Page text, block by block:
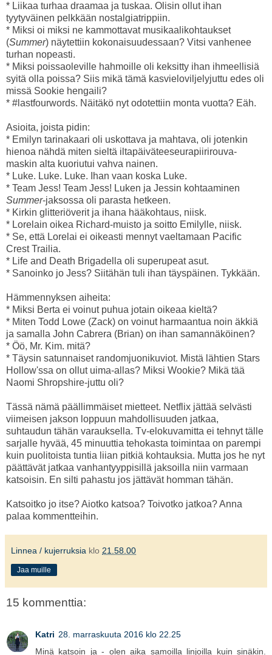
* Liikaa turhaa draamaa ja tuskaa. Olisin ollut ihan
tyytyväinen pelkkään nostalgiatrippiin.
* Miksi oi miksi ne kammottavat musikaalikohtaukset
(Summer) näytettiin kokonaisuudessaan? Vitsi vanhenee
turhan nopeasti.
* Miksi poissaoleville hahmoille oli keksitty ihan ihmeellisiä
syitä olla poissa? Siis mikä tämä kasvieloviljelyjuttu edes oli
missä Sookie hengaili?
* #lastfourwords. Näitäkö nyt odotettiin monta vuotta? Eäh.
Asioita, joista pidin:
* Emilyn tarinakaari oli uskottava ja mahtava, oli jotenkin
hienoa nähdä miten sieltä iltapäiväteeseurapiirirouva-
maskin alta kuoriutui vahva nainen.
* Luke. Luke. Luke. Ihan vaan koska Luke.
* Team Jess! Team Jess! Luken ja Jessin kohtaaminen
Summer-jaksossa oli parasta hetkeen.
* Kirkin glitteriöverit ja ihana hääkohtaus, niisk.
* Lorelain oikea Richard-muisto ja soitto Emilylle, niisk.
* Se, että Lorelai ei oikeasti mennyt vaeltamaan Pacific
Crest Trailia.
* Life and Death Brigadella oli superupeat asut.
* Sanoinko jo Jess? Siitähän tuli ihan täyspäinen. Tykkään.
Hämmennyksen aiheita:
* Miksi Berta ei voinut puhua jotain oikeaa kieltä?
* Miten Todd Lowe (Zack) on voinut harmaantua noin äkkiä
ja samalla John Cabrera (Brian) on ihan samannäköinen?
* Öö, Mr. Kim. mitä?
* Täysin satunnaiset randomjuonikuviot. Mistä lähtien Stars
Hollow'ssa on ollut uima-allas? Miksi Wookie? Mikä tää
Naomi Shropshire-juttu oli?
Tässä nämä päällimmäiset mietteet. Netflix jättää selvästi
viimeisen jakson loppuun mahdollisuuden jatkaa,
suhtaudun tähän varauksella. Tv-elokuvamitta ei tehnyt tälle
sarjalle hyvää, 45 minuuttia tehokasta toimintaa on parempi
kuin puolitoista tuntia liian pitkiä kohtauksia. Mutta jos he nyt
päättävät jatkaa vanhantyyppisillä jaksoilla niin varmaan
katsoisin. En silti pahastu jos jättävät homman tähän.
Katsoitko jo itse? Aiotko katsoa? Toivotko jatkoa? Anna
palaa kommentteihin.
Linnea / kujerruksia klo 21.58.00
Jaa muille
15 kommenttia:
Katri 28. marraskuuta 2016 klo 22.25
Minä katsoin ja - olen aika samoilla linjoilla kuin sinäkin.